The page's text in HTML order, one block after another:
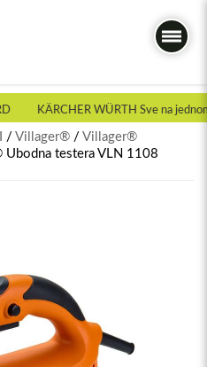
KÄRCHER WÜRTH Sve na
/ Villager® / Villager®
testera VLN 1108